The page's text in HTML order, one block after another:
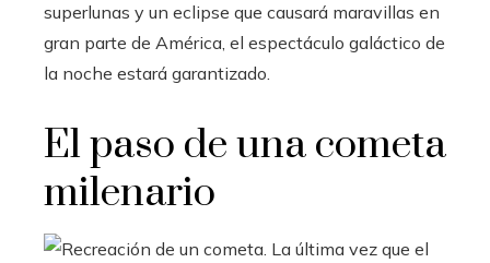
superlunas y un eclipse que causará maravillas en
gran parte de América, el espectáculo galáctico de
la noche estará garantizado.
El paso de una cometa
milenario